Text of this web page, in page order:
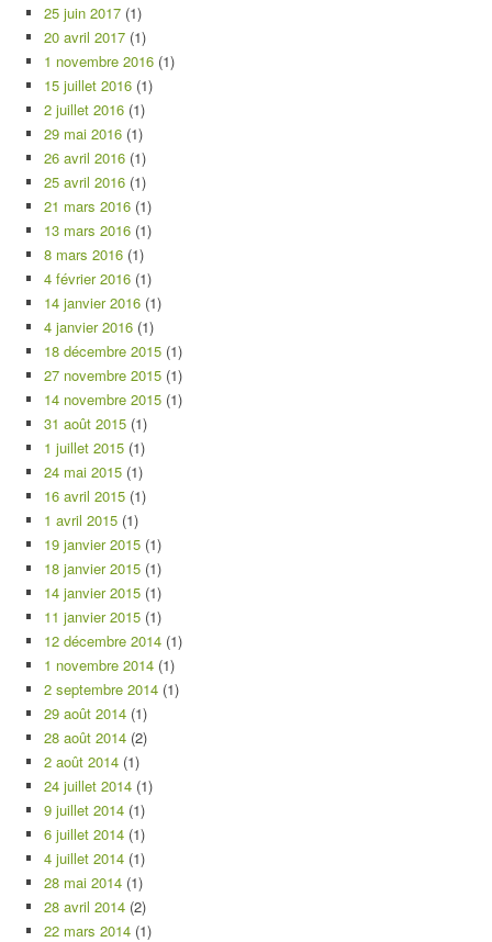
25 juin 2017 (1)
20 avril 2017 (1)
1 novembre 2016 (1)
15 juillet 2016 (1)
2 juillet 2016 (1)
29 mai 2016 (1)
26 avril 2016 (1)
25 avril 2016 (1)
21 mars 2016 (1)
13 mars 2016 (1)
8 mars 2016 (1)
4 février 2016 (1)
14 janvier 2016 (1)
4 janvier 2016 (1)
18 décembre 2015 (1)
27 novembre 2015 (1)
14 novembre 2015 (1)
31 août 2015 (1)
1 juillet 2015 (1)
24 mai 2015 (1)
16 avril 2015 (1)
1 avril 2015 (1)
19 janvier 2015 (1)
18 janvier 2015 (1)
14 janvier 2015 (1)
11 janvier 2015 (1)
12 décembre 2014 (1)
1 novembre 2014 (1)
2 septembre 2014 (1)
29 août 2014 (1)
28 août 2014 (2)
2 août 2014 (1)
24 juillet 2014 (1)
9 juillet 2014 (1)
6 juillet 2014 (1)
4 juillet 2014 (1)
28 mai 2014 (1)
28 avril 2014 (2)
22 mars 2014 (1)